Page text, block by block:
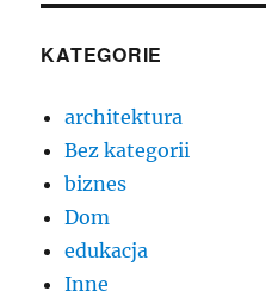
KATEGORIE
architektura
Bez kategorii
biznes
Dom
edukacja
Inne